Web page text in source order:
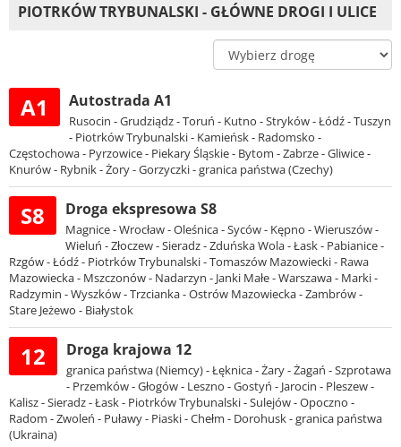
PIOTRKÓW TRYBUNALSKI - GŁÓWNE DROGI I ULICE
A1 Autostrada A1
Rusocin - Grudziądz - Toruń - Kutno - Stryków - Łódź - Tuszyn
- Piotrków Trybunalski - Kamieńsk - Radomsko -
Częstochowa - Pyrzowice - Piekary Śląskie - Bytom - Zabrze - Gliwice -
Knurów - Rybnik - Żory - Gorzyczki - granica państwa (Czechy)
S8 Droga ekspresowa S8
Magnice - Wrocław - Oleśnica - Syców - Kępno - Wieruszów -
Wieluń - Złoczew - Sieradz - Zduńska Wola - Łask - Pabianice -
Rzgów - Łódź - Piotrków Trybunalski - Tomaszów Mazowiecki - Rawa
Mazowiecka - Mszczonów - Nadarzyn - Janki Małe - Warszawa - Marki -
Radzymin - Wyszków - Trzcianka - Ostrów Mazowiecka - Zambrów -
Stare Jeżewo - Białystok
12 Droga krajowa 12
granica państwa (Niemcy) - Łęknica - Żary - Żagań - Szprotawa
- Przemków - Głogów - Leszno - Gostyń - Jarocin - Pleszew -
Kalisz - Sieradz - Łask - Piotrków Trybunalski - Sulejów - Opoczno -
Radom - Zwoleń - Puławy - Piaski - Chełm - Dorohusk - granica państwa
(Ukraina)